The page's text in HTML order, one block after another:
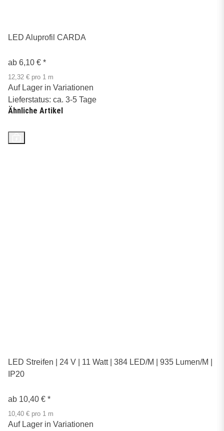
LED Aluprofil CARDA
ab 6,10 € *
12,32 € pro 1 m
Auf Lager in Variationen
Lieferstatus: ca. 3-5 Tage
Ähnliche Artikel
LED Streifen | 24 V | 11 Watt | 384 LED/M | 935 Lumen/M |
IP20
ab 10,40 € *
10,40 € pro 1 m
Auf Lager in Variationen